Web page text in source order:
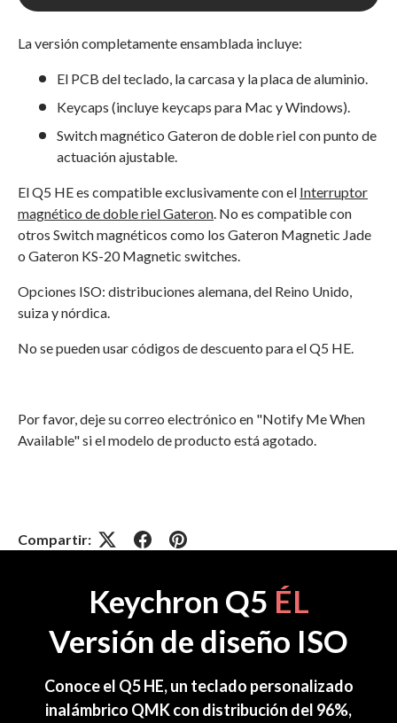
La versión completamente ensamblada incluye:
El PCB del teclado, la carcasa y la placa de aluminio.
Keycaps (incluye keycaps para Mac y Windows).
Switch magnético Gateron de doble riel con punto de
actuación ajustable.
El Q5 HE es compatible exclusivamente con el Interruptor
magnético de doble riel Gateron. No es compatible con
otros Switch magnéticos como los Gateron Magnetic Jade
o Gateron KS-20 Magnetic switches.
Opciones ISO: distribuciones alemana, del Reino Unido,
suiza y nórdica.
No se pueden usar códigos de descuento para el Q5 HE.
Por favor, deje su correo electrónico en "Notify Me When
Available" si el modelo de producto está agotado.
Compartir:
Keychron Q5 ÉL
Versión de diseño ISO
Conoce el Q5 HE, un teclado personalizado
inalámbrico QMK con distribución del 96%,